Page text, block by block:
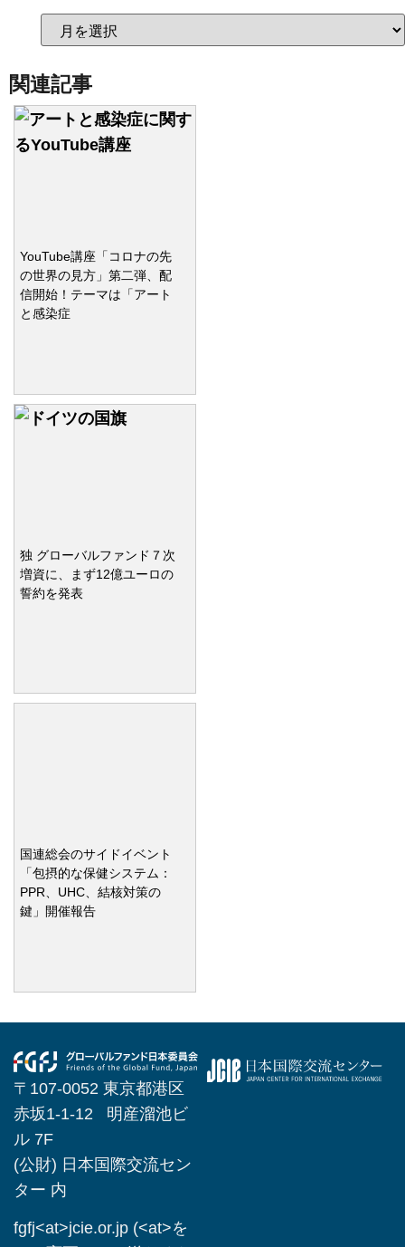
関連記事
YouTube講座「コロナの先
の世界の見方」第二弾、配
信開始！テーマは「アート
と感染症
独 グローバルファンド７次
増資に、まず12億ユーロの
誓約を発表
国連総会のサイドイベント
「包摂的な保健システム：
PPR、UHC、結核対策の
鍵」開催報告
〒107-0052 東京都港区
赤坂1-1-12 明産溜池ビ
ル 7F
(公財) 日本国際交流セン
ター 内
fgfj<at>jcie.or.jp (<at>を